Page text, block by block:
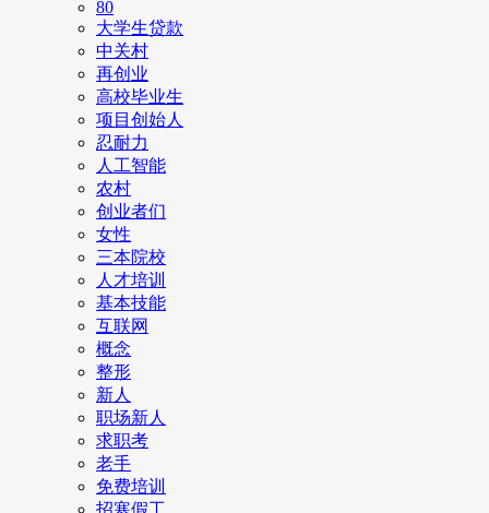
80
大学生贷款
中关村
再创业
高校毕业生
项目创始人
忍耐力
人工智能
农村
创业者们
女性
三本院校
人才培训
基本技能
互联网
概念
整形
新人
职场新人
求职考
老手
免费培训
招寒假工